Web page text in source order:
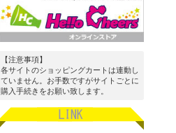
【注意事項】
各サイトのショッピングカートは連動し
ていません。お手数ですがサイトごとに
購入手続きをお願い致します。